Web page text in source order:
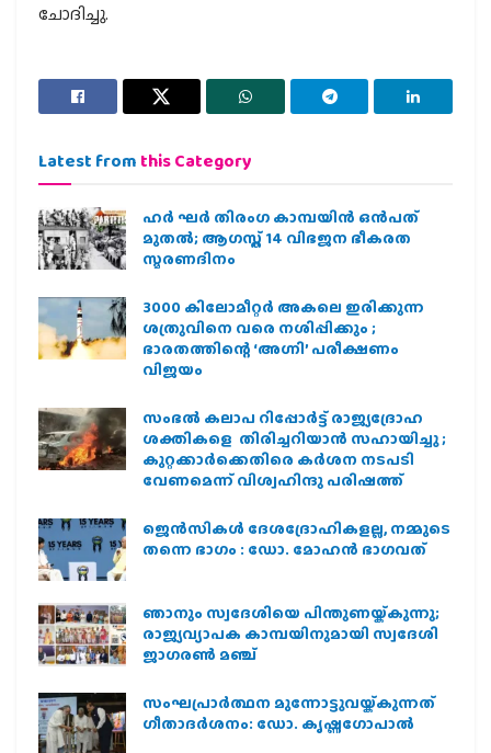
ചോദിച്ചു.
Latest from this Category
ഹര്‍ ഘര്‍ തിരംഗ കാമ്പയിന്‍ ഒന്‍പത്
മുതല്‍; ആഗസ്ത് 14 വിഭജന ഭീകരത
സ്മരണദിനം
3000 കിലോമീറ്റർ അകലെ ഇരിക്കുന്ന
ശത്രുവിനെ വരെ നശിപ്പിക്കും ;
ഭാരതത്തിന്റെ ‘അഗ്നി’ പരീക്ഷണം
വിജയം
സംഭൽ കലാപ റിപ്പോർട്ട് രാജ്യദ്രോഹ
ശക്തികളെ തിരിച്ചറിയാൻ സഹായിച്ചു ;
കുറ്റക്കാർക്കെതിരെ കർശന നടപടി
വേണമെന്ന് വിശ്വഹിന്ദു പരിഷത്ത്
ജെന്‍സികള്‍ ദേശദ്രോഹികളല്ല, നമ്മുടെ
തന്നെ ഭാഗം : ഡോ. മോഹന്‍ ഭാഗവത്
ഞാനും സ്വദേശിയെ പിന്തുണയ്ക്കുന്നു;
രാജ്യവ്യാപക കാമ്പയിനുമായി സ്വദേശി
ജാഗരണ്‍ മഞ്ച്
സംഘപ്രാര്‍ത്ഥന മുന്നോട്ടുവയ്ക്കുന്നത്
ഗീതാദര്‍ശനം: ഡോ. കൃഷ്ണഗോപാല്‍